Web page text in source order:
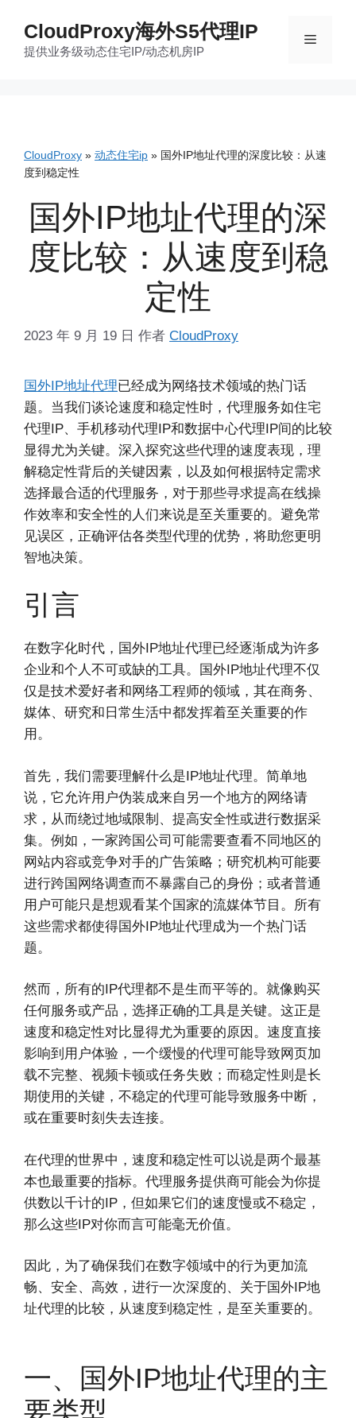
CloudProxy海外S5代理IP
提供业务级动态住宅IP/动态机房IP
菜
CloudProxy » 动态住宅ip » 国外IP地址代理的深度比较：从速
度到稳定性
国外IP地址代理的深
度比较：从速度到稳
定性
2023 年 9 月 19 日 作者 CloudProxy
国外IP地址代理已经成为网络技术领域的热门话
题。当我们谈论速度和稳定性时，代理服务如住宅
代理IP、手机移动代理IP和数据中心代理IP间的比较
显得尤为关键。深入探究这些代理的速度表现，理
解稳定性背后的关键因素，以及如何根据特定需求
选择最合适的代理服务，对于那些寻求提高在线操
作效率和安全性的人们来说是至关重要的。避免常
见误区，正确评估各类型代理的优势，将助您更明
智地决策。
引言
在数字化时代，国外IP地址代理已经逐渐成为许多
企业和个人不可或缺的工具。国外IP地址代理不仅
仅是技术爱好者和网络工程师的领域，其在商务、
媒体、研究和日常生活中都发挥着至关重要的作
用。
首先，我们需要理解什么是IP地址代理。简单地
说，它允许用户伪装成来自另一个地方的网络请
求，从而绕过地域限制、提高安全性或进行数据采
集。例如，一家跨国公司可能需要查看不同地区的
网站内容或竞争对手的广告策略；研究机构可能要
进行跨国网络调查而不暴露自己的身份；或者普通
用户可能只是想观看某个国家的流媒体节目。所有
这些需求都使得国外IP地址代理成为一个热门话
题。
然而，所有的IP代理都不是生而平等的。就像购买
任何服务或产品，选择正确的工具是关键。这正是
速度和稳定性对比显得尤为重要的原因。速度直接
影响到用户体验，一个缓慢的代理可能导致网页加
载不完整、视频卡顿或任务失败；而稳定性则是长
期使用的关键，不稳定的代理可能导致服务中断，
或在重要时刻失去连接。
在代理的世界中，速度和稳定性可以说是两个最基
本也最重要的指标。代理服务提供商可能会为你提
供数以千计的IP，但如果它们的速度慢或不稳定，
那么这些IP对你而言可能毫无价值。
因此，为了确保我们在数字领域中的行为更加流
畅、安全、高效，进行一次深度的、关于国外IP地
址代理的比较，从速度到稳定性，是至关重要的。
一、国外IP地址代理的主
要类型